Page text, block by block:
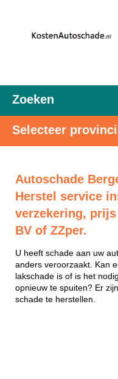
Zoeken
Selecteer
Autoschade
Herstel service
verzekering,
BV of ZZper.
U heeft schade aan uw
anders veroorzaakt. Kan
lakschade is of is het
opnieuw te spuiten? Er
schade te herstellen.